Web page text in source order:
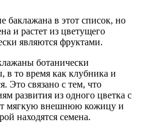
баклажана в этот список, но
и растет из цветущего
являются фруктами.
ботанически
в то время как клубника и
Это связано с тем, что
развития из одного цветка с
мягкую внешнюю кожицу и
находятся семена.